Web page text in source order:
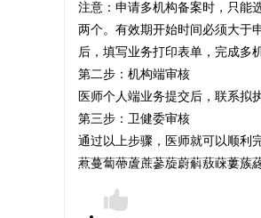
注意：申请多机构备案时，只能
两个。有效期开始时间必须大于
后，填写业务打印表单，完成多
第二步：机构端审核
医师个人端业务提交后，联系拟
第三步：卫健委审核
通过以上步骤，医师就可以顺利
蔒蔓蔔蔕蔖蔗蔘蔙蔚蔛蔜蔝蔞蔟